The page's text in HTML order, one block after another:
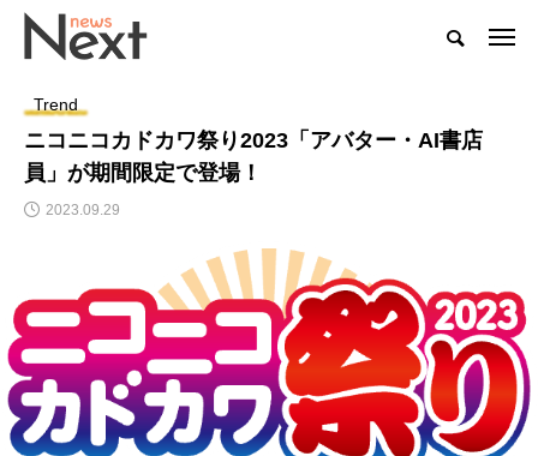
Trend
ニコニコカドカワ祭り2023「アバター・AI書店
員」が期間限定で登場！
2023.09.29